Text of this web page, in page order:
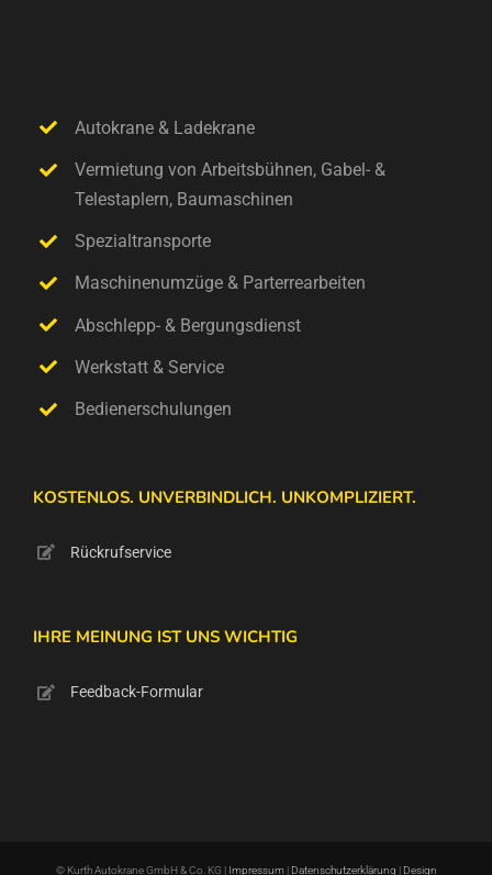
Autokrane & Ladekrane
Vermietung von Arbeitsbühnen, Gabel- &
Telestaplern, Baumaschinen
Spezialtransporte
Maschinenumzüge & Parterrearbeiten
Abschlepp- & Bergungsdienst
Werkstatt & Service
Bedienerschulungen
KOSTENLOS. UNVERBINDLICH. UNKOMPLIZIERT.
Rückrufservice
IHRE MEINUNG IST UNS WICHTIG
Feedback-Formular
© Kurth Autokrane GmbH & Co. KG | Impressum| Datenschutzerklärung | Design